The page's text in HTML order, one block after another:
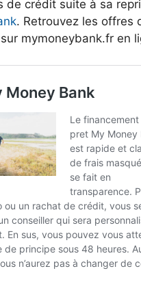
de crédit suite à sa
. Retrouvez les offres
mymoneybank.fr en